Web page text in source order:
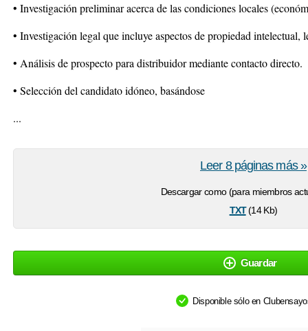
• Investigación preliminar acerca de las condiciones locales
• Investigación legal que incluye aspectos de propiedad intelectual,
• Análisis de prospecto para distribuidor mediante contacto directo.
• Selección del candidato idóneo, basándose
...
Descargar como (para miembros
txt(14 Kb)
Leer 8 páginas más »
Guardar
Disponible sólo en